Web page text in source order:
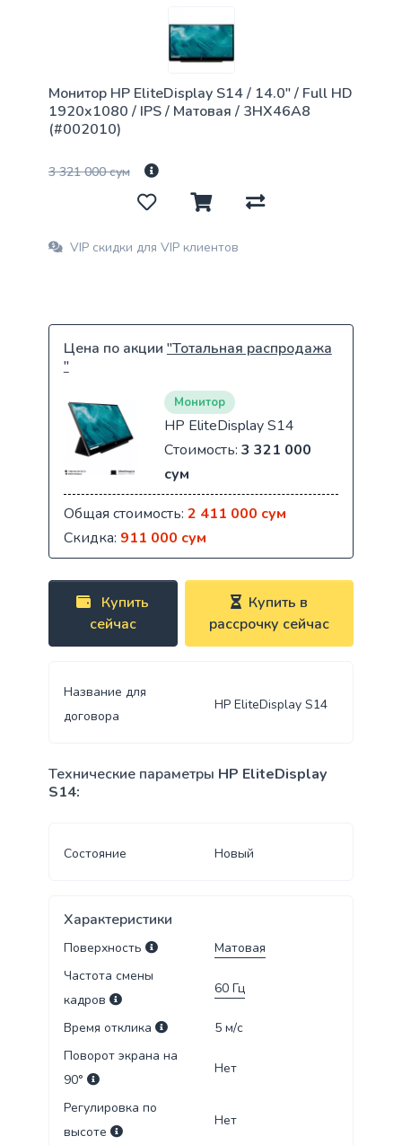
Монитор HP EliteDisplay S14 / 14.0" / Full HD
1920x1080 / IPS / Матовая / 3HX46A8
(#002010)
3 321 000 сум
VIP скидки для VIP клиентов
Купить
сейчас
Купить в
рассрочку сейчас
Название для
договора
HP EliteDisplay S14
Технические параметры HP EliteDisplay
S14:
Состояние Новый
Характеристики
Поверхность
Матовая
Частота смены
кадров
60 Гц
Время отклика 5 м/c
Поворот экрана на
90°
Нет
Регулировка по
высоте
Нет
Цена по акции "Тотальная распродажа
"
Монитор
HP EliteDisplay S14
Стоимость: 3 321 000
сум
Общая стоимость: 2 411 000 сум
Скидка: 911 000 сум